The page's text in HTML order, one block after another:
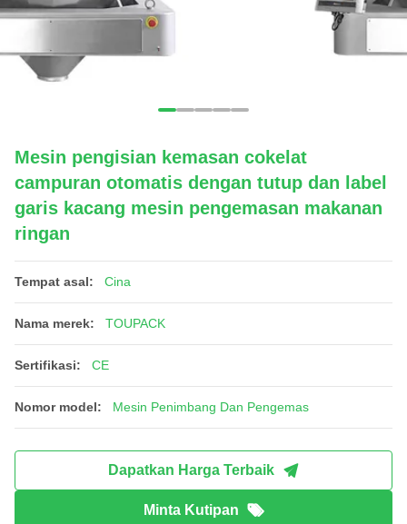
Mesin pengisian kemasan cokelat
campuran otomatis dengan tutup dan label
garis kacang mesin pengemasan makanan
ringan
Tempat asal: Cina
Nama merek: TOUPACK
Sertifikasi: CE
Nomor model: Mesin Penimbang Dan Pengemas
Dapatkan Harga Terbaik
Minta Kutipan